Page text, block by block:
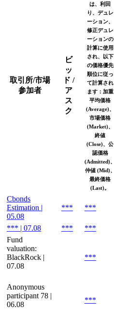
取引所/市場
参加者
ビ
ッ
ド /
ア
ス
ク
は、利回
り、デュレ
ーション、
修正デュレ
ーションの
計算に使用
され、以下
の価格優先
順位に従っ
て計算され
ます：加重
平均価格
(Average)、
市場価格
(Market)、
終値
(Close)、公
認価格
(Admitted)、
仲値 (Mid)、
最終価格
(Last)。
Cbonds
Estimation |
05.08
*** ***
*** | 07.08 *** ***
Fund
valuation:
BlackRock |
07.08
***
Anonymous
participant 78 |
06.08
***